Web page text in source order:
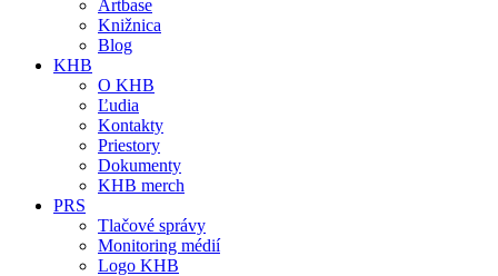
Artbase
Knižnica
Blog
KHB
O KHB
Ľudia
Kontakty
Priestory
Dokumenty
KHB merch
PRS
Tlačové správy
Monitoring médií
Logo KHB